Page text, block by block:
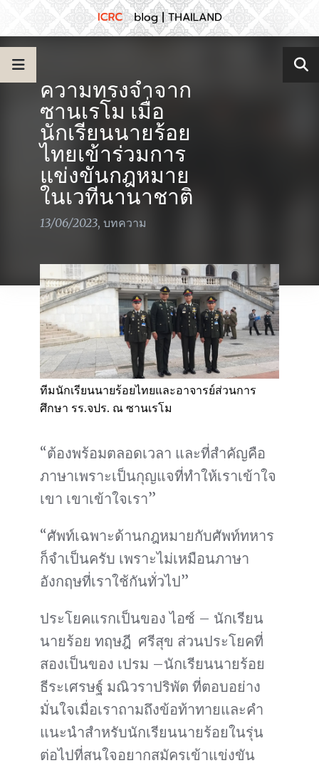
ความทรงจำจาก
ซานเรโม เมื่อ
นักเรียนนายร้อย
ไทยเข้าร่วมการ
แข่งขันกฎหมาย
ในเวทีนานาชาติ
13/06/2023, บทความ
ทีมนักเรียนนายร้อยไทยและอาจารย์ส่วนการ
ศึกษา รร.จปร. ณ ซานเรโม
“ต้องพร้อมตลอดเวลา และที่สำคัญคือ
ภาษาเพราะเป็นกุญแจที่ทำให้เราเข้าใจ
เขา เขาเข้าใจเรา”
“ศัพท์เฉพาะด้านกฎหมายกับศัพท์ทหาร
ก็จำเป็นครับ เพราะไม่เหมือนภาษา
อังกฤษที่เราใช้กันทั่วไป”
ประโยคแรกเป็นของ ไอซ์ – นักเรียน
นายร้อย ทฤษฎี ศรีสุข ส่วนประโยคที่
สองเป็นของ เปรม –นักเรียนนายร้อย
ธีระเศรษฐ์ มณิวราปริพัต ที่ตอบอย่าง
มั่นใจเมื่อเราถามถึงข้อท้าทายและคำ
แนะนำสำหรับนักเรียนนายร้อยในรุ่น
ต่อไปที่สนใจอยากสมัครเข้าแข่งขัน